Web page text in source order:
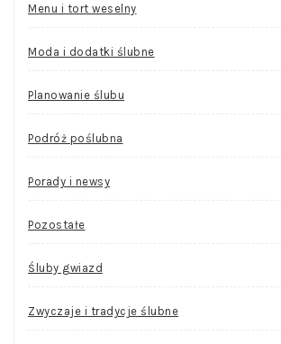
Menu i tort weselny
Moda i dodatki ślubne
Planowanie ślubu
Podróż poślubna
Porady i newsy
Pozostałe
Śluby gwiazd
Zwyczaje i tradycje ślubne